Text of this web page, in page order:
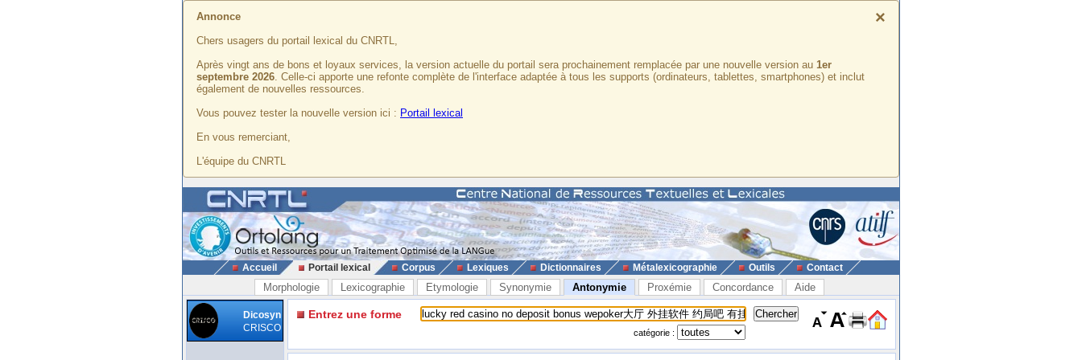
×
Annonce
Chers usagers du portail lexical du CNRTL,
Après vingt ans de bons et loyaux services, la version actuelle du portail sera prochainement remplacée par une nouvelle version au 1er
septembre 2026. Celle-ci apporte une refonte complète de l'interface adaptée à tous les supports (ordinateurs, tablettes, smartphones) et inclut
également de nouvelles ressources.
Vous pouvez tester la nouvelle version ici : Portail lexical
En vous remerciant,
L'équipe du CNRTL
Accueil Portail lexical Corpus Lexiques Dictionnaires Métalexicographie Outils Contact
Morphologie Lexicographie Etymologie Synonymie Antonymie Proxémie Concordance Aide
Dicosyn
CRISCO
Entrez une forme
catégorie :